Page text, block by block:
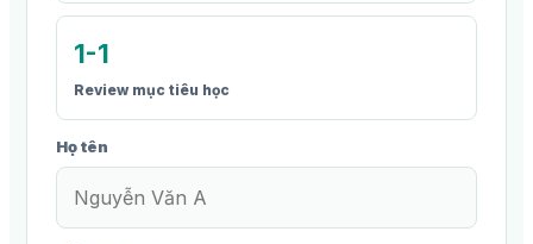
1-1
Review mục tiêu học
Họ tên